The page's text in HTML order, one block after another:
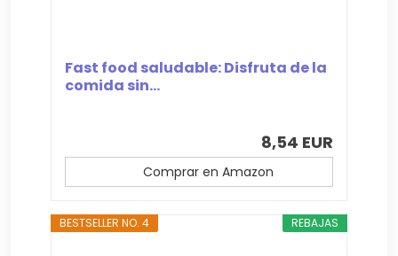
Fast food saludable: Disfruta de la
comida sin...
8,54 EUR
Comprar en Amazon
REBAJAS
BESTSELLER NO. 4